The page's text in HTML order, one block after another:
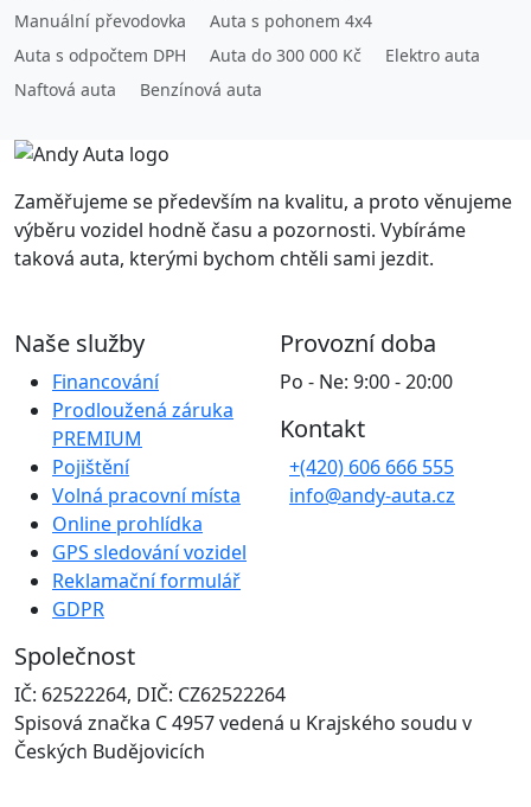
Manuální převodovka
Auta s pohonem 4x4
Auta s odpočtem DPH
Auta do 300 000 Kč
Elektro auta
Naftová auta
Benzínová auta
Zaměřujeme se především na kvalitu, a proto věnujeme
výběru vozidel hodně času a pozornosti. Vybíráme
taková auta, kterými bychom chtěli sami jezdit.
Naše služby
Financování
Prodloužená záruka
PREMIUM
Pojištění
Volná pracovní místa
Online prohlídka
GPS sledování vozidel
Reklamační formulář
GDPR
Provozní doba
Po - Ne: 9:00 - 20:00
Kontakt
+(420) 606 666 555
info@andy-auta.cz
Společnost
IČ: 62522264, DIČ: CZ62522264
Spisová značka C 4957 vedená u Krajského soudu v
Českých Budějovicích